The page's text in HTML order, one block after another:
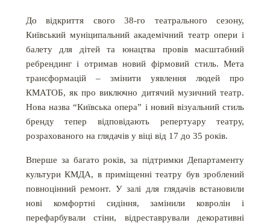
До відкриття свого 38-го театрального сезону,
Київський муніципальний академічний театр опери і
балету для дітей та юнацтва провів масштабний
ребрендинг і отримав новий фірмовий стиль. Мета
трансформацій – змінити уявлення людей про
КМАТОБ, як про виключно дитячий музичний театр.
Нова назва “Київська опера” і новий візуальний стиль
бренду тепер відповідають репертуару театру,
розрахованого на глядачів у віці від 17 до 35 років.
Вперше за багато років, за підтримки Департаменту
культури КМДА, в приміщенні театру був зроблений
повноцінний ремонт. У залі для глядачів встановили
нові комфортні сидіння, замінили ковролін і
перефарбували стіни, відреставрували декоративні